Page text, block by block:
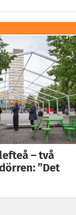
– två
”Det